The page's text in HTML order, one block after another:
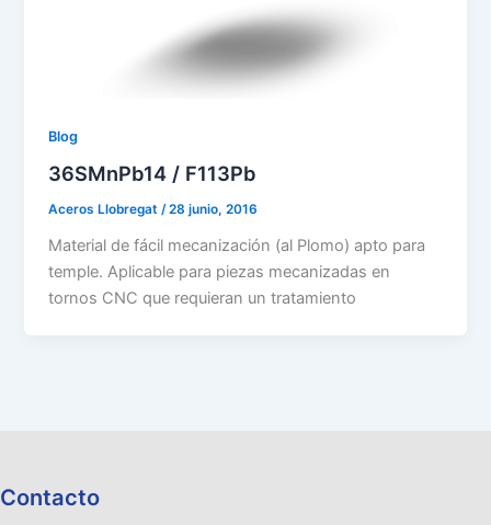
Blog
36SMnPb14 / F113Pb
Aceros Llobregat/28 junio, 2016
Material de fácil mecanización (al Plomo) apto para
temple. Aplicable para piezas mecanizadas en
tornos CNC que requieran un tratamiento
Contacto